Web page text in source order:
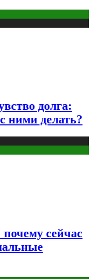
долга:
ними делать?
сейчас